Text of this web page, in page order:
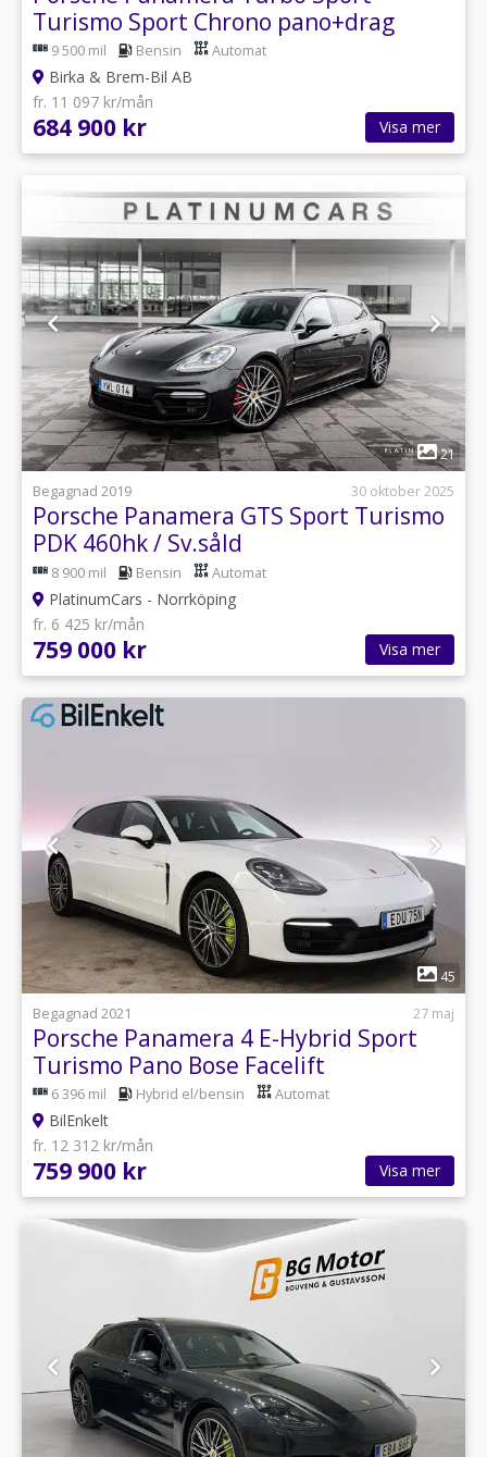
Turismo Sport Chrono pano+drag
550hk
9 500 mil Bensin Automat
Birka & Brem-Bil AB
fr. 11 097 kr/mån
684 900 kr Visa mer
1
21
Begagnad 2019
30 oktober 2025
Porsche Panamera GTS Sport Turismo
PDK 460hk / Sv.såld
8 900 mil Bensin Automat
PlatinumCars - Norrköping
fr. 6 425 kr/mån
759 000 kr Visa mer
1
45
Begagnad 2021
27 maj
Porsche Panamera 4 E-Hybrid Sport
Turismo Pano Bose Facelift
6 396 mil Hybrid el/bensin Automat
BilEnkelt
fr. 12 312 kr/mån
759 900 kr Visa mer